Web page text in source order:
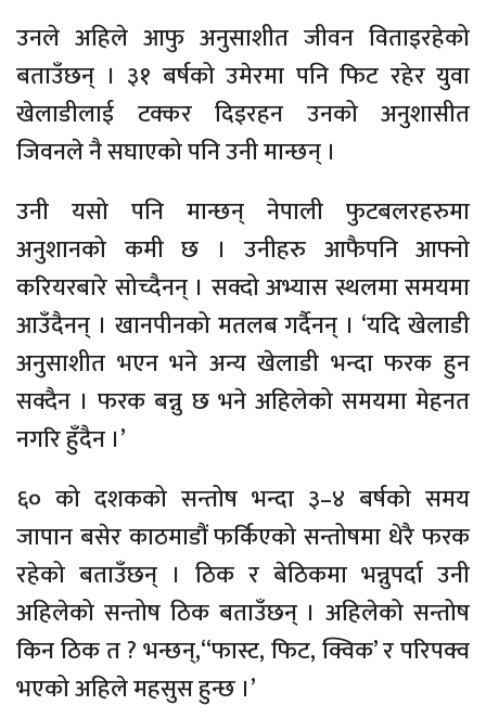
उनले अहिले आफु अनुसाशीत जीवन विताइरहेको
बताउँछन् । ३१ बर्षको उमेरमा पनि फिट रहेर युवा
खेलाडीलाई टक्कर दिइरहन उनको अनुशासीत
जिवनले नै सघाएको पनि उनी मान्छन् ।
उनी यसो पनि मान्छन् नेपाली फुटबलरहरुमा
अनुशानको कमी छ । उनीहरु आफैपनि आफ्नो
करियरबारे सोच्दैनन् । सक्दो अभ्यास स्थलमा समयमा
आउँदैनन् । खानपीनको मतलब गर्दैनन् । ‘यदि खेलाडी
अनुसाशीत भएन भने अन्य खेलाडी भन्दा फरक हुन
सक्दैन । फरक बन्नु छ भने अहिलेको समयमा मेहनत
नगरि हुँदैन ।’
६० को दशकको सन्तोष भन्दा ३–४ बर्षको समय
जापान बसेर काठमाडौं फर्किएको सन्तोषमा धेरै फरक
रहेको बताउँछन् । ठिक र बेठिकमा भन्नुपर्दा उनी
अहिलेको सन्तोष ठिक बताउँछन् । अहिलेको सन्तोष
किन ठिक त ? भन्छन्,‘‘फास्ट, फिट, क्विक’ र परिपक्व
भएको अहिले महसुस हुन्छ ।’